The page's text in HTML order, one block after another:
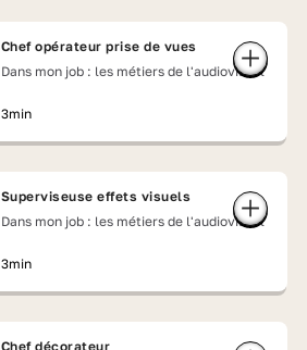
Chef opérateur prise de vues
Dans mon job : les métiers de l'audiovisuel
3min
Superviseuse effets visuels
Dans mon job : les métiers de l'audiovisuel
3min
Chef décorateur